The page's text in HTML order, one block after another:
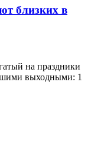
близких в
на праздники
выходными: 1